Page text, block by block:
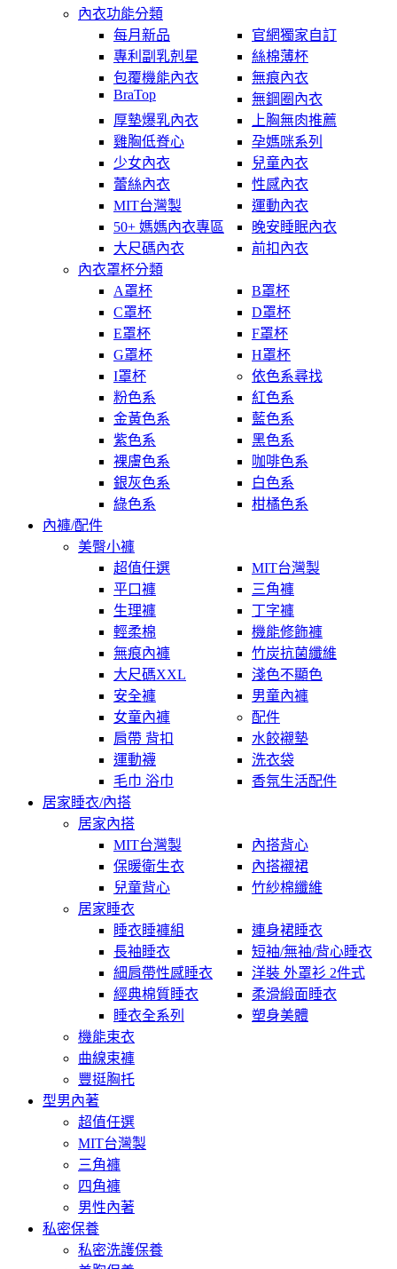
內衣功能分類
每月新品
官網獨家自訂
專利副乳剋星
絲棉薄杯
包覆機能內衣
無痕內衣
BraTop
無鋼圈內衣
厚墊爆乳內衣
上胸無肉推薦
雞胸低脊心
孕媽咪系列
少女內衣
兒童內衣
蕾絲內衣
性感內衣
MIT台灣製
運動內衣
50+ 媽媽內衣專區
晚安睡眠內衣
大尺碼內衣
前扣內衣
內衣罩杯分類
A罩杯
B罩杯
C罩杯
D罩杯
E罩杯
F罩杯
G罩杯
H罩杯
I罩杯
依色系尋找
粉色系
紅色系
金黃色系
藍色系
紫色系
黑色系
裸膚色系
咖啡色系
銀灰色系
白色系
綠色系
柑橘色系
內褲/配件
美臀小褲
超值任選
MIT台灣製
平口褲
三角褲
生理褲
丁字褲
輕柔棉
機能修飾褲
無痕內褲
竹炭抗菌纖維
大尺碼XXL
淺色不顯色
安全褲
男童內褲
女童內褲
配件
肩帶 背扣
水餃襯墊
運動襪
洗衣袋
毛巾 浴巾
香氛生活配件
居家睡衣/內搭
居家內搭
MIT台灣製
內搭背心
保暖衛生衣
內搭襯裙
兒童背心
竹紗棉纖維
居家睡衣
睡衣睡褲組
連身裙睡衣
長袖睡衣
短袖/無袖/背心睡衣
細肩帶性感睡衣
洋裝 外罩衫 2件式
經典棉質睡衣
柔滑緞面睡衣
睡衣全系列
塑身美體
機能束衣
曲線束褲
豐挺胸托
型男內著
超值任選
MIT台灣製
三角褲
四角褲
男性內著
私密保養
私密洗護保養